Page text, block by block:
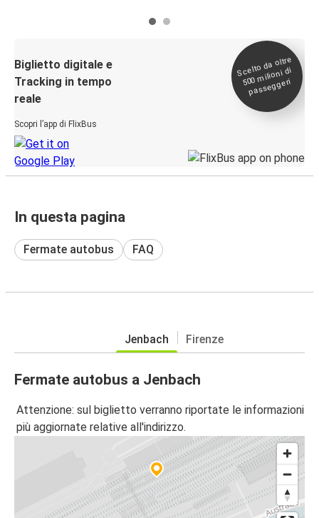
Biglietto digitale e
Tracking in tempo
reale
Scopri l’app di FlixBus
Scelto da oltre
500
milioni di
passeggeri
In questa pagina
Fermate autobus FAQ
Jenbach Firenze
Fermate autobus a Jenbach
Attenzione: sul biglietto verranno riportate le informazioni
più aggiornate relative all'indirizzo.